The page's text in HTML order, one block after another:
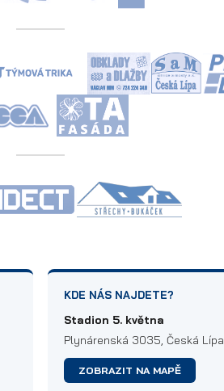
KDE NÁS NAJDETE?
Stadion 5. května
Plynárenská 3035, Česká Lípa
ZOBRAZIT NA MAPĚ